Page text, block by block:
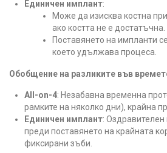
Единичен имплант:
Може да изисква костна
ако костта не е достатъчна.
Поставянето на импланти
което удължава процеса.
Обобщение на разликите във
All-on-4: Незабавна временна
рамките на няколко дни), крайна
Единичен имплант:
преди поставянето на крайната
фиксирани зъби.